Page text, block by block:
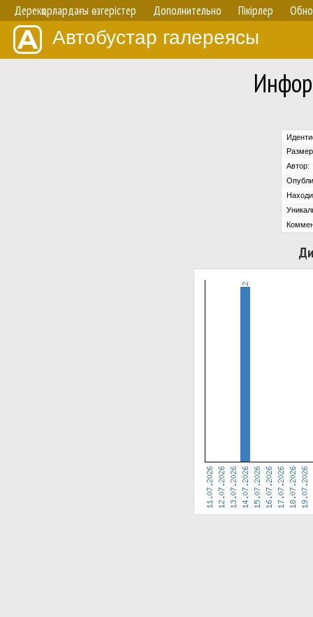
Дерекқорлардағы өзгерістер Дополнительно Пікірлер
Автобустар галереясы
Автор: